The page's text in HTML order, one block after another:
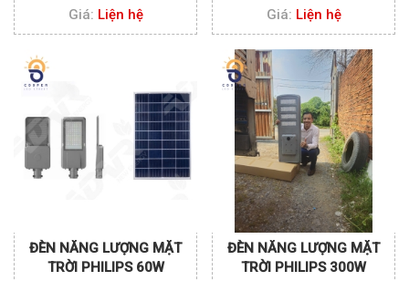
PHILIPS 100W
Giá: Liện hệ
Giá: Liện hệ
ĐÈN NĂNG LƯỢNG MẶT
TRỜI PHILIPS 60W
ĐÈN NĂNG LƯỢNG MẶT
TRỜI PHILIPS 300W